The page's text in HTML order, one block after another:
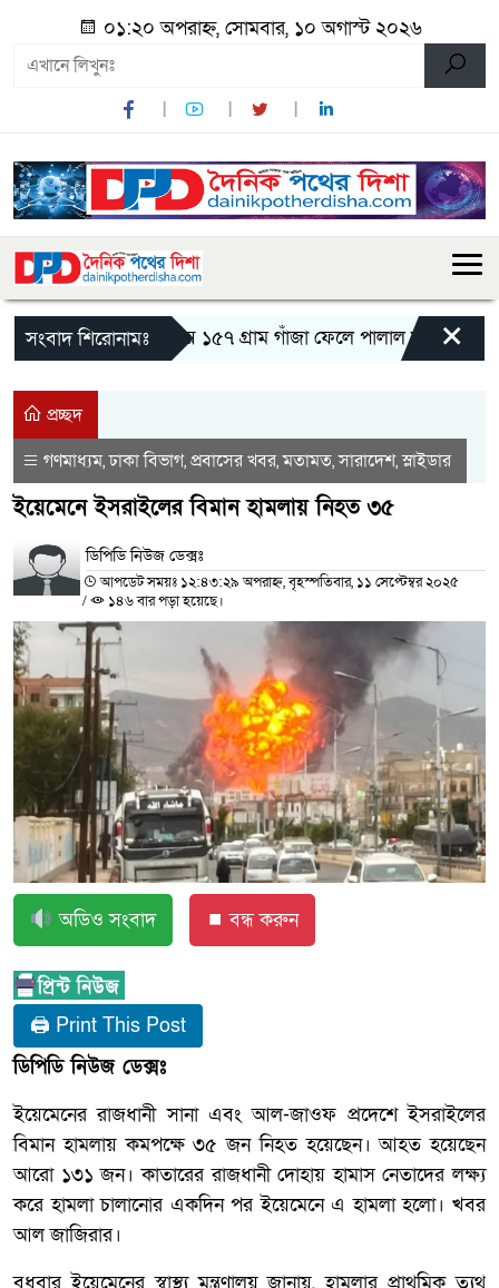
০১:২০ অপরাহ্ন, সোমবার, ১০ অগাস্ট ২০২৬
সংবাদ শিরোনামঃমান্দায় ১৫৭ গ্রাম গাঁজা ফেলে পালাল মাদক মামলার
×
প্রচ্ছদ
গণমাধ্যম,ঢাকা বিভাগ, প্রবাসের খবর,মতামত,সারাদেশ,স্লাইডার
ইয়েমেনে ইসরাইলের বিমান হামলায় নিহত ৩৫
ডিপিডি নিউজ ডেক্সঃ
আপডেট সময়ঃ ১২:৪৩:২৯ অপরাহ্ন, বৃহস্পতিবার, ১১ সেপ্টেম্বর ২০২৫
/
১৪৬ বার পড়া হয়েছে।
অডিও সংবাদ ⏹ বন্ধ করুন
🖨 Print This Post
ডিপিডি নিউজ ডেক্সঃ
ইয়েমেনের রাজধানী সানা এবং আল-জাওফ প্রদেশে ইসরাইলের
বিমান হামলায় কমপক্ষে ৩৫ জন নিহত হয়েছেন। আহত হয়েছেন
আরো ১৩১ জন। কাতারের রাজধানী দোহায় হামাস নেতাদের লক্ষ্য
করে হামলা চালানোর একদিন পর ইয়েমেনে এ হামলা হলো। খবর
আল জাজিরার।
বুধবার ইয়েমেনের স্বাস্থ্য মন্ত্রণালয় জানায়, হামলার প্রাথমিক ত্যথ